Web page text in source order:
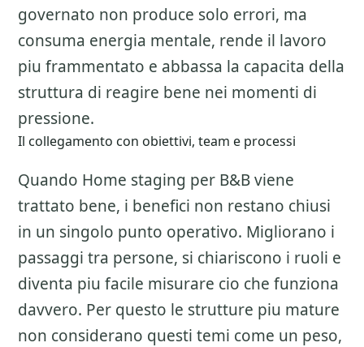
governato non produce solo errori, ma
consuma energia mentale, rende il lavoro
piu frammentato e abbassa la capacita della
struttura di reagire bene nei momenti di
pressione.
Il collegamento con obiettivi, team e processi
Quando Home staging per B&B viene
trattato bene, i benefici non restano chiusi
in un singolo punto operativo. Migliorano i
passaggi tra persone, si chiariscono i ruoli e
diventa piu facile misurare cio che funziona
davvero. Per questo le strutture piu mature
non considerano questi temi come un peso,